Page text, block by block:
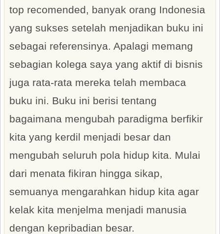
top recomended, banyak orang Indonesia
yang sukses setelah menjadikan buku ini
sebagai referensinya. Apalagi memang
sebagian kolega saya yang aktif di bisnis
juga rata-rata mereka telah membaca
buku ini. Buku ini berisi tentang
bagaimana mengubah paradigma berfikir
kita yang kerdil menjadi besar dan
mengubah seluruh pola hidup kita. Mulai
dari menata fikiran hingga sikap,
semuanya mengarahkan hidup kita agar
kelak kita menjelma menjadi manusia
dengan kepribadian besar.